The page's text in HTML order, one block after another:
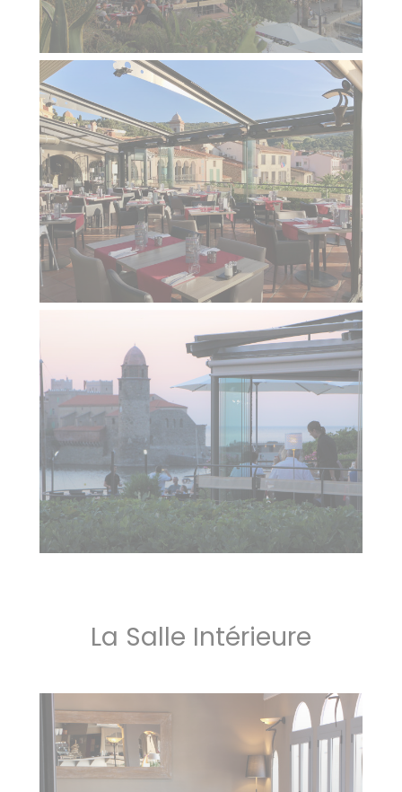
La Salle Intérieure